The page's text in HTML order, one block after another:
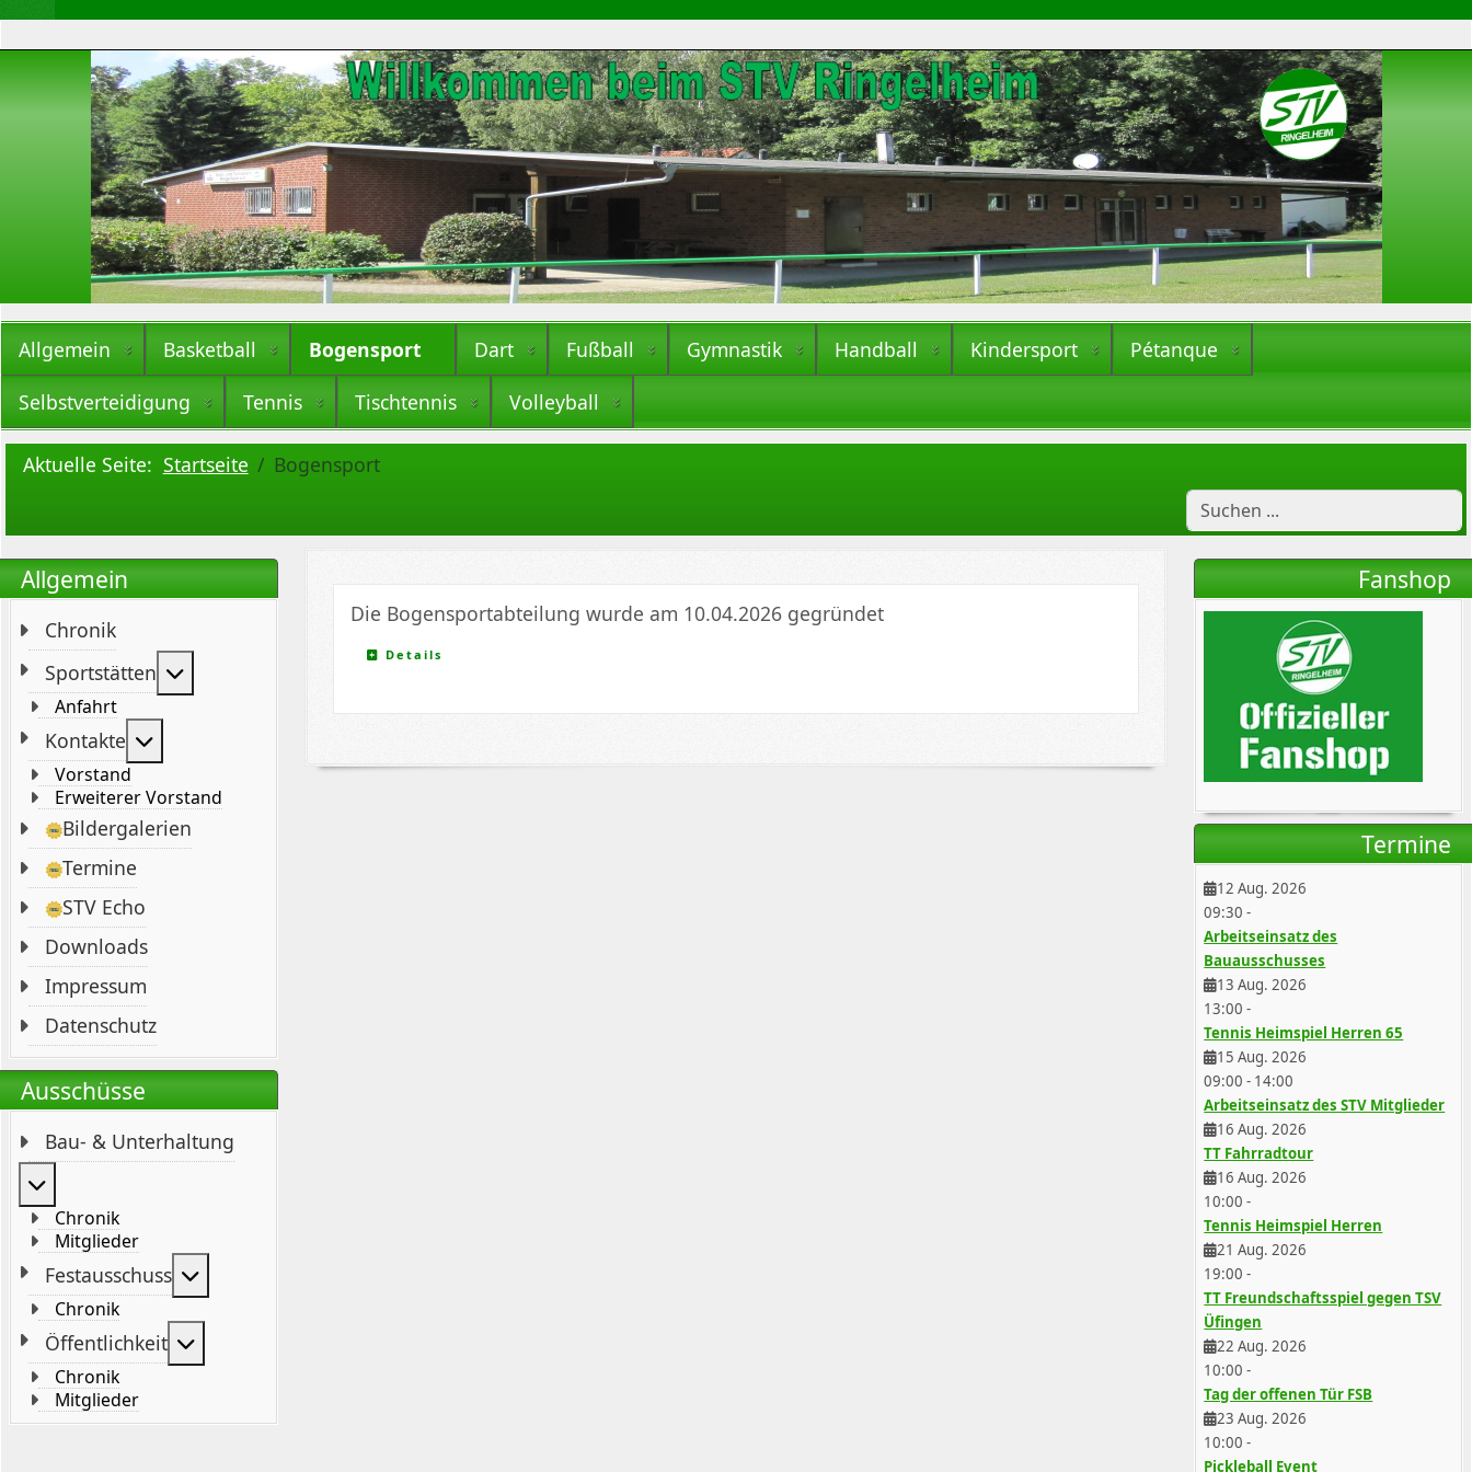
Allgemein Basketball Bogensport Dart Fußball Gymnastik Handball Kindersport
Pétanque
Selbstverteidigung
Tennis Tischtennis Volleyball
Aktuelle Seite: Startseite Bogensport
Allgemein
Chronik
Sportstätten
Anfahrt
Kontakte
Vorstand
Erweiterer Vorstand
Bildergalerien
Termine
STV Echo
Downloads
Impressum
Datenschutz
Ausschüsse
Bau- & Unterhaltung
Chronik
Mitglieder
Festausschuss
Chronik
Öffentlichkeit
Chronik
Mitglieder
Fanshop
Termine
12 Aug. 2026
09:30 -
Arbeitseinsatz des
Bauausschusses
13 Aug. 2026
13:00 -
Tennis Heimspiel Herren 65
15 Aug. 2026
09:00 - 14:00
Arbeitseinsatz des STV Mitglieder
16 Aug. 2026
TT Fahrradtour
16 Aug. 2026
10:00 -
Tennis Heimspiel Herren
21 Aug. 2026
19:00 -
TT Freundschaftsspiel gegen TSV
Üfingen
22 Aug. 2026
10:00 -
Tag der offenen Tür FSB
23 Aug. 2026
10:00 -
Pickleball Event
Die Bogensportabteilung wurde am 10.04.2026 gegründet
Details